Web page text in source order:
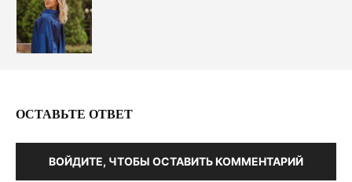
ОСТАВЬТЕ ОТВЕТ
ВОЙДИТЕ, ЧТОБЫ ОСТАВИТЬ КОММЕНТАРИЙ